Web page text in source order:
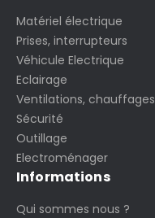
Matériel électrique
Prises, interrupteurs
Véhicule Electrique
Eclairage
Ventilations, chauffages
Sécurité
Outillage
Electroménager
Informations
Qui sommes nous ?